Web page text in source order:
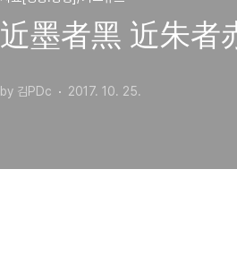
近墨者黑 近朱者
by 김PDc 2017. 10. 25.